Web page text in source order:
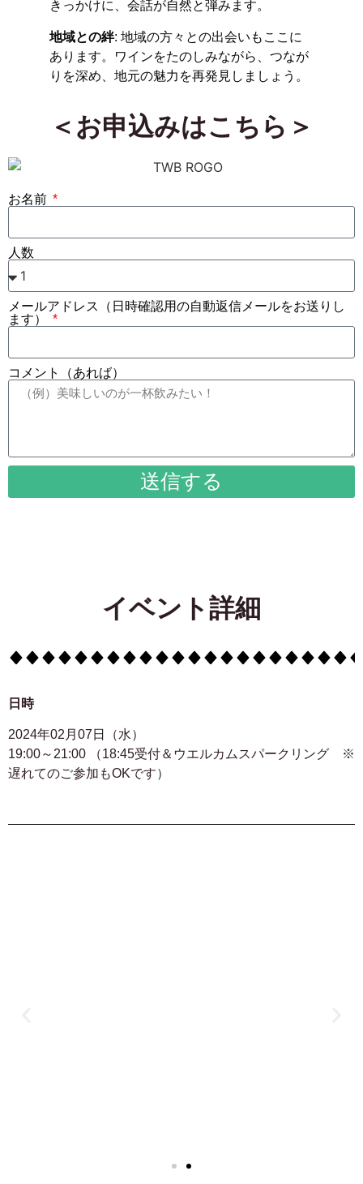
きっかけに、会話が自然と弾みます。
地域との絆: 地域の方々との出会いもここに
あります。ワインをたのしみながら、つなが
りを深め、地元の魅力を再発見しましょう。
＜お申込みはこちら＞
お名前
人数
メールアドレス（日時確認用の自動返信メールをお送りし
ます）
コメント（あれば）
送信する
イベント詳細
日時
2024年02月07日（水）
19:00～21:00 （18:45受付＆ウエルカムスパークリング ※
遅れてのご参加もOKです）